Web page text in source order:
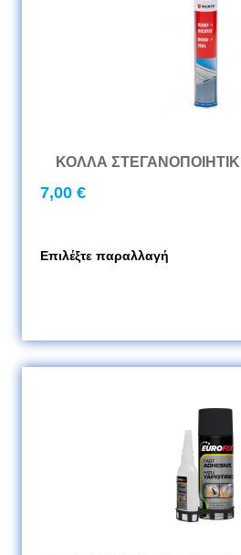
ΚΟΛΛΑ
7,00 €
Επιλέξτε παραλλαγή